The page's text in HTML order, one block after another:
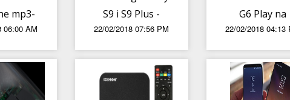
mp3-
06:00 AM
S9 i S9 Plus -
poznate cijene
22/02/2018 07:56 PM
G6 Play na
22/02/2018 04:13